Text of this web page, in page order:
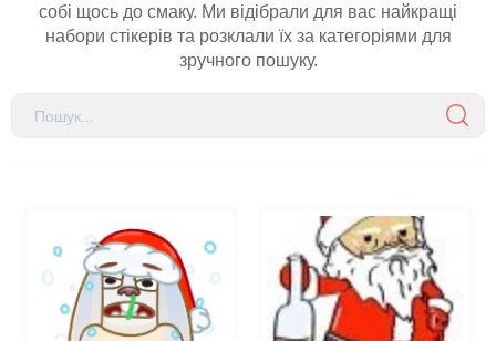
собі щось до смаку. Ми відібрали для вас найкращі
набори стікерів та розклали їх за категоріями для
зручного пошуку.